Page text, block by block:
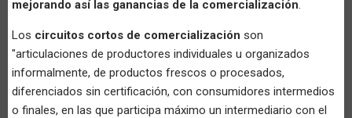
mejorando así las ganancias de la comercialización.
Los circuitos cortos de comercialización son
"articulaciones de productores individuales u organizados
informalmente, de productos frescos o procesados,
diferenciados sin certificación, con consumidores intermedios
o finales, en las que participa máximo un intermediario con el